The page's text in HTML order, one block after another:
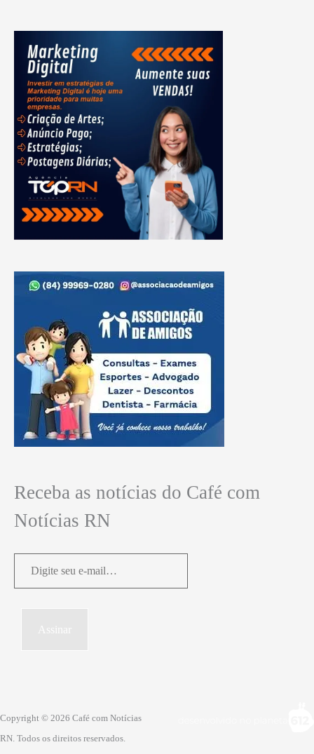
Receba as notícias do Café com
Notícias RN
mail…Assinar
Copyright © 2026 Café com Notícias
RN. Todos os direitos reservados.